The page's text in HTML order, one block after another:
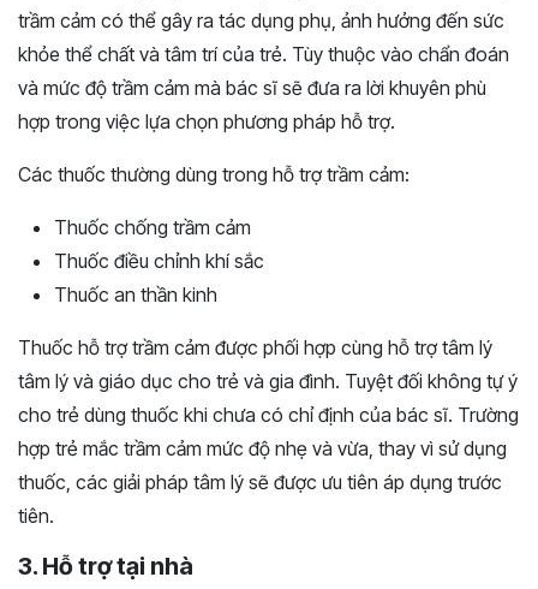
trầm cảm có thể gây ra tác dụng phụ, ảnh hưởng đến sức
khỏe thể chất và tâm trí của trẻ. Tùy thuộc vào chẩn đoán
và mức độ trầm cảm mà bác sĩ sẽ đưa ra lời khuyên phù
hợp trong việc lựa chọn phương pháp hỗ trợ.
Các thuốc thường dùng trong hỗ trợ trầm cảm:
Thuốc chống trầm cảm
Thuốc điều chỉnh khí sắc
Thuốc an thần kinh
Thuốc hỗ trợ trầm cảm được phối hợp cùng hỗ trợ tâm lý
tâm lý và giáo dục cho trẻ và gia đình. Tuyệt đối không tự ý
cho trẻ dùng thuốc khi chưa có chỉ định của bác sĩ. Trường
hợp trẻ mắc trầm cảm mức độ nhẹ và vừa, thay vì sử dụng
thuốc, các giải pháp tâm lý sẽ được ưu tiên áp dụng trước
tiên.
3. Hỗ trợ tại nhà